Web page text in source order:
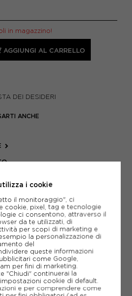
in magazzino!
AGGIUNGI AL CARRELLO
DEI DESIDERI
ANCHE
DA NOI
i cookie
il monitoraggio", ci
cookie, pixel, tag e tecnologie
ci consentono, attraverso il
da te utilizzati, di
per scopi di marketing e
la personalizzazione di
del
queste informazioni
come Google,
per fini di marketing.
"Chiudi" continuerai la
cookie di default.
e per comprendere come